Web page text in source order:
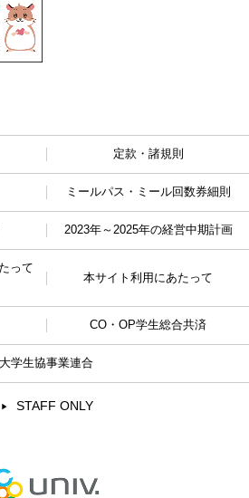
定款・諸規則
ミールパス・ミール回数券細則
2023年～2025年の経営中期計画
って
本サイト利用にあたって
CO・OP学生総合共済
大学生協事業連合
STAFF ONLY